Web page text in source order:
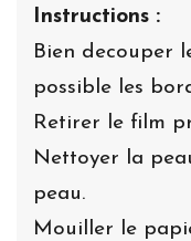
Instructions :
Bien decouper
possible les
Retirer le film
Nettoyer la
peau.
Mouiller le